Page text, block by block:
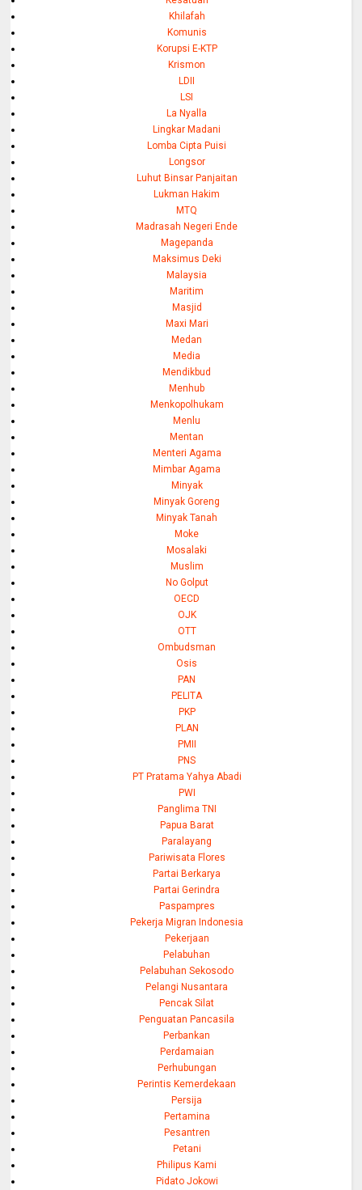
Khilafah
Komunis
Korupsi E-KTP
Krismon
LDII
LSI
La Nyalla
Lingkar Madani
Lomba Cipta Puisi
Longsor
Luhut Binsar Panjaitan
Lukman Hakim
MTQ
Madrasah Negeri Ende
Magepanda
Maksimus Deki
Malaysia
Maritim
Masjid
Maxi Mari
Medan
Media
Mendikbud
Menhub
Menkopolhukam
Menlu
Mentan
Menteri Agama
Mimbar Agama
Minyak
Minyak Goreng
Minyak Tanah
Moke
Mosalaki
Muslim
No Golput
OECD
OJK
OTT
Ombudsman
Osis
PAN
PELITA
PKP
PLAN
PMII
PNS
PT Pratama Yahya Abadi
PWI
Panglima TNI
Papua Barat
Paralayang
Pariwisata Flores
Partai Berkarya
Partai Gerindra
Paspampres
Pekerja Migran Indonesia
Pekerjaan
Pelabuhan
Pelabuhan Sekosodo
Pelangi Nusantara
Pencak Silat
Penguatan Pancasila
Perbankan
Perdamaian
Perhubungan
Perintis Kemerdekaan
Persija
Pertamina
Pesantren
Petani
Philipus Kami
Pidato Jokowi